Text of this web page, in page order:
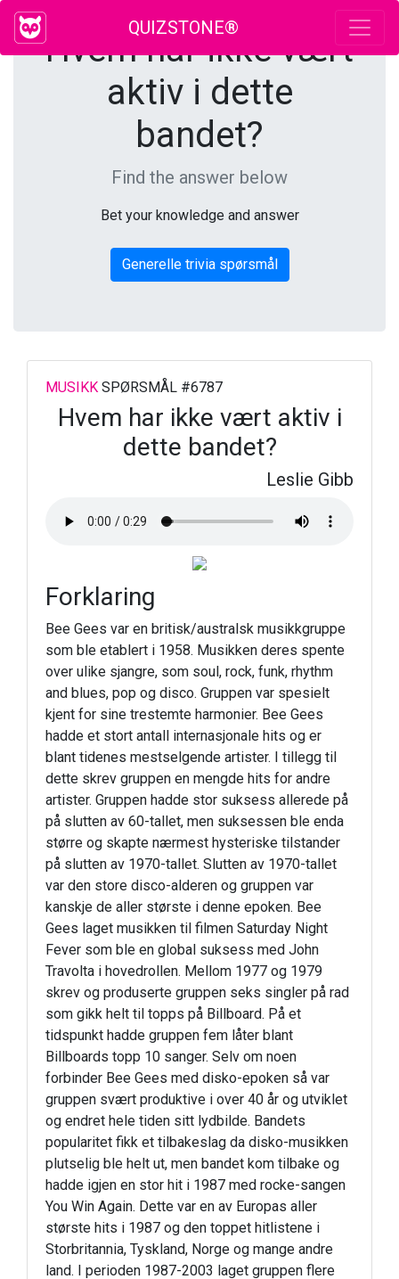
QUIZSTONE®
Hvem har ikke vært
aktiv i dette
bandet?
Find the answer below
Bet your knowledge and answer
Generelle trivia spørsmål
MUSIKK SPØRSMÅL #6787
Hvem har ikke vært aktiv i
dette bandet?
Leslie Gibb
Forklaring
Bee Gees var en britisk/australsk musikkgruppe
som ble etablert i 1958. Musikken deres spente
over ulike sjangre, som soul, rock, funk, rhythm
and blues, pop og disco. Gruppen var spesielt
kjent for sine trestemte harmonier. Bee Gees
hadde et stort antall internasjonale hits og er
blant tidenes mestselgende artister. I tillegg til
dette skrev gruppen en mengde hits for andre
artister. Gruppen hadde stor suksess allerede på
på slutten av 60-tallet, men suksessen ble enda
større og skapte nærmest hysteriske tilstander
på slutten av 1970-tallet. Slutten av 1970-tallet
var den store disco-alderen og gruppen var
kanskje de aller største i denne epoken. Bee
Gees laget musikken til filmen Saturday Night
Fever som ble en global suksess med John
Travolta i hovedrollen. Mellom 1977 og 1979
skrev og produserte gruppen seks singler på rad
som gikk helt til topps på Billboard. På et
tidspunkt hadde gruppen fem låter blant
Billboards topp 10 sanger. Selv om noen
forbinder Bee Gees med disko-epoken så var
gruppen svært produktive i over 40 år og utviklet
og endret hele tiden sitt lydbilde. Bandets
popularitet fikk et tilbakeslag da disko-musikken
plutselig ble helt ut, men bandet kom tilbake og
hadde igjen en stor hit i 1987 med rocke-sangen
You Win Again. Dette var en av Europas aller
største hits i 1987 og den toppet hitlistene i
Storbritannia, Tyskland, Norge og mange andre
land. I perioden 1987-2003 laget gruppen flere